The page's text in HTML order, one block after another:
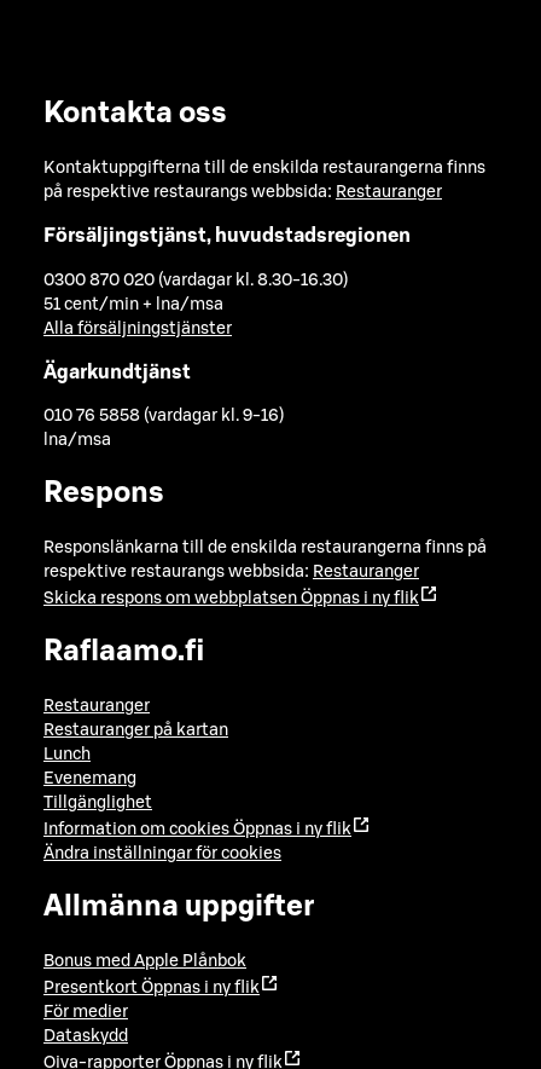
Kontakta oss
Kontaktuppgifterna till de enskilda restaurangerna finns
på respektive restaurangs webbsida: Restauranger
Försäljingstjänst, huvudstadsregionen
0300 870 020 (vardagar kl. 8.30-16.30)
51 cent/min + lna/msa
Alla försäljningstjänster
Ägarkundtjänst
010 76 5858 (vardagar kl. 9-16)
lna/msa
Respons
Responslänkarna till de enskilda restaurangerna finns på
respektive restaurangs webbsida: Restauranger
Skicka respons om webbplatsen Öppnas i ny flik
Raflaamo.fi
Restauranger
Restauranger på kartan
Lunch
Evenemang
Tillgänglighet
Information om cookies Öppnas i ny flik
Ändra inställningar för cookies
Allmänna uppgifter
Bonus med Apple Plånbok
Presentkort Öppnas i ny flik
För medier
Dataskydd
Oiva-rapporter Öppnas i ny flik